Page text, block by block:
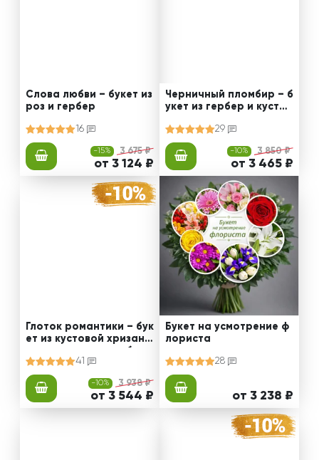
Слова любви – букет из
роз и гербер
16
-15% 3 675 ₽
от 3 124 ₽
Черничный пломбир – б
укет из гербер и кустов
29
-10% 3 850 ₽
от 3 465 ₽
Глоток романтики – бук
ет из кустовой хризант
41
-10% 3 938 ₽
от 3 544 ₽
Букет на усмотрение ф
лориста
28
от 3 238 ₽